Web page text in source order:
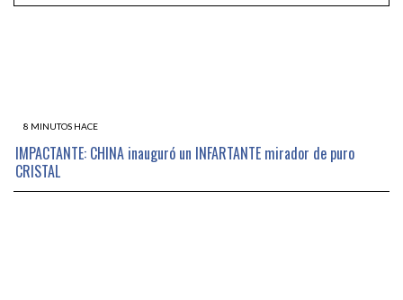
8 MINUTOS HACE
IMPACTANTE: CHINA inauguró un INFARTANTE mirador de puro
CRISTAL